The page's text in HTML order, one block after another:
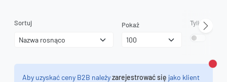
Sortuj Pokaż Tylko
Aby uzyskać ceny B2B należyzarejestrować się jako klient